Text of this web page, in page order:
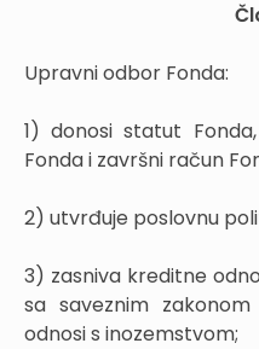
Upravni odbor Fonda:
1) donosi statut
Fonda i završni račun
2) utvrđuje poslovnu
3) zasniva kreditne
sa saveznim
odnosi s inozemstvom;